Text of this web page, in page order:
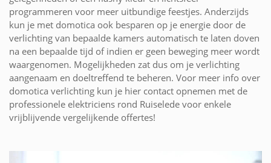
programmeren voor meer uitbundige feestjes. Anderzijds
kun je met domotica ook besparen op je energie door de
verlichting van bepaalde kamers automatisch te laten doven
na een bepaalde tijd of indien er geen beweging meer wordt
waargenomen. Mogelijkheden zat dus om je verlichting
aangenaam en doeltreffend te beheren. Voor meer info over
domotica verlichting kun je hier contact opnemen met de
professionele elektriciens rond Ruiselede voor enkele
vrijblijvende vergelijkende offertes!